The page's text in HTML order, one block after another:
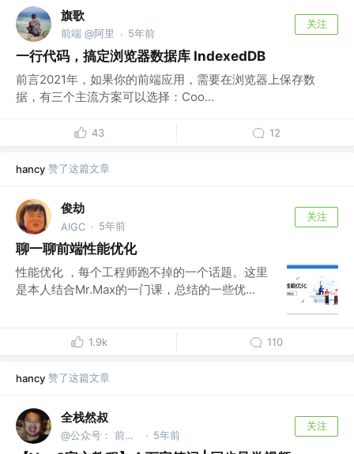
旗歌
前端 @阿里 · 5年前
关注
一行代码，搞定浏览器数据库 IndexedDB
前言2021年，如果你的前端应用，需要在浏览器上保存数
据，有三个主流方案可以选择：Coo...
43 12
hancy 赞了这篇文章
俊劫
AIGC · 5年前
关注
聊一聊前端性能优化
性能优化 ，每个工程师跑不掉的一个话题。这里
是本人结合Mr.Max的一门课，总结的一些优...
1.9k 110
hancy 赞了这篇文章
全栈然叔
@公众号： 前端大班车 · 5年前
关注